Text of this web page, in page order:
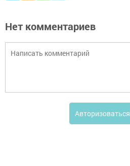
Нет комментариев
Авторизоваться